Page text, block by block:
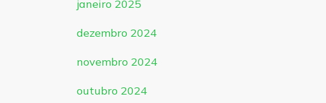
janeiro 2025
dezembro 2024
novembro 2024
outubro 2024